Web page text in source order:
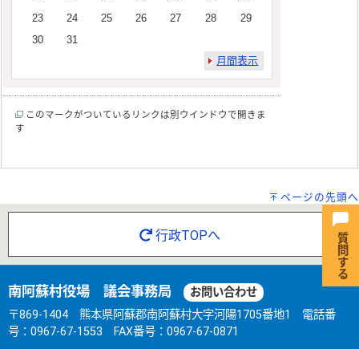
23
24 25 26 27 28
29
30
31
月間表示
このマークがついているリンクは別ウインドウで開きま
す
ページの先頭へ
行政TOPへ
南阿蘇村役場 議会事務局
お問い合わせ
〒869-1404 熊本県阿蘇郡南阿蘇村大字河陽1705番地1 電話番
号：0967-67-1553 FAX番号：0967-67-0871